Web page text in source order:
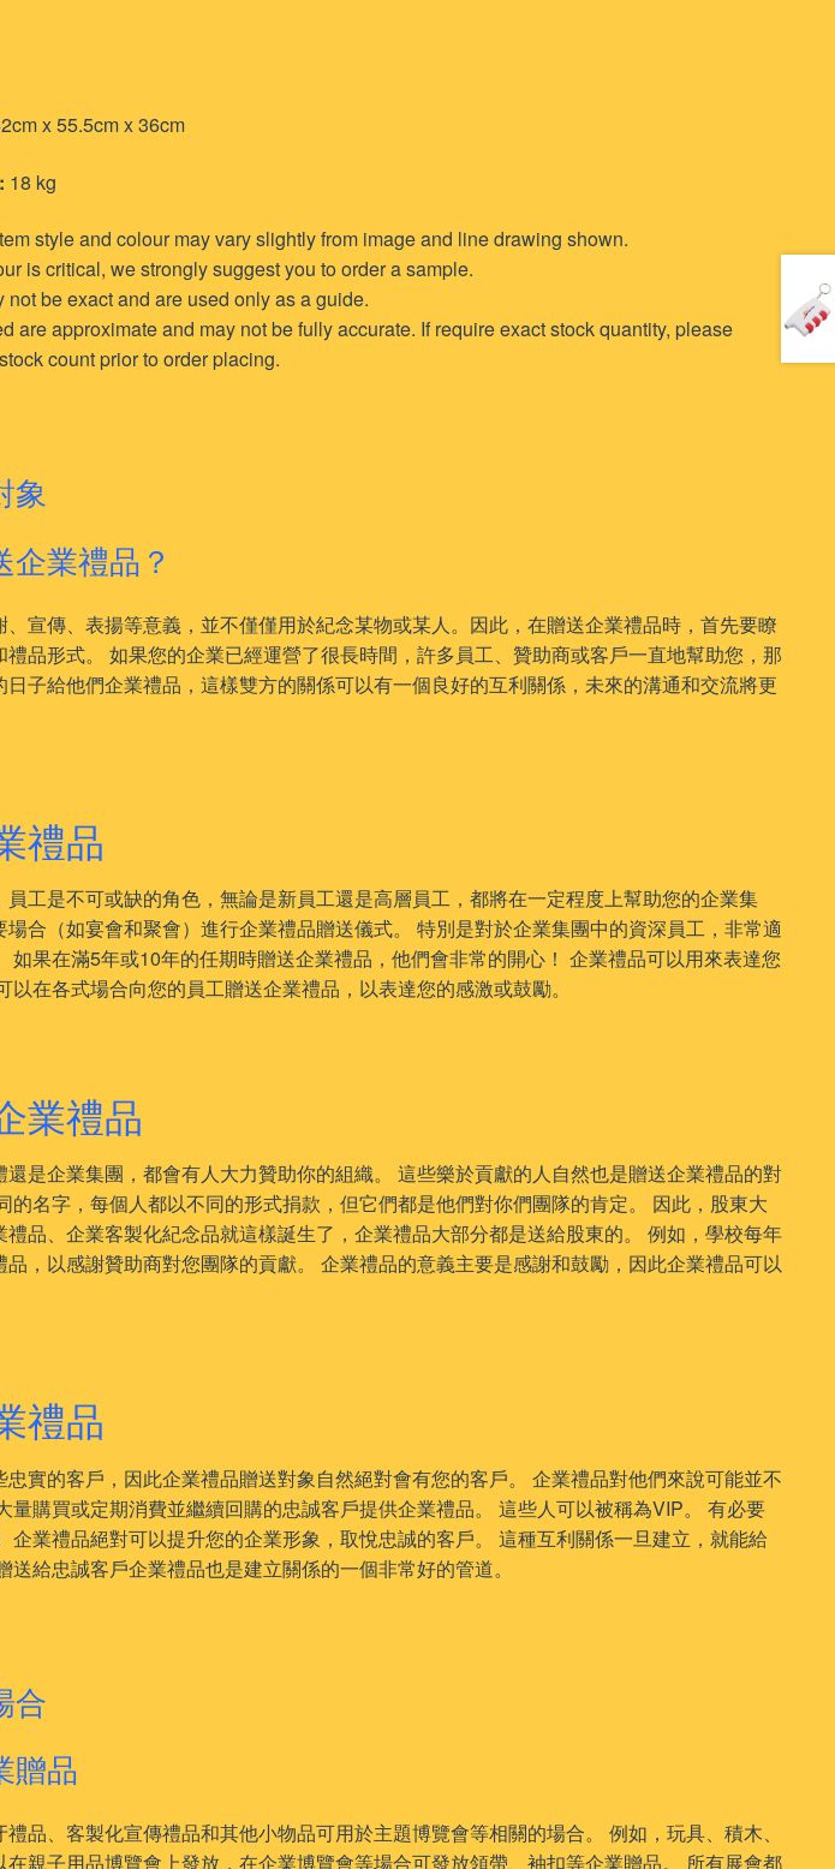
x 55.5cm x 36cm
18 kg
style and colour may vary slightly from image and line drawing shown.
is critical, we strongly suggest you to order a sample.
not be exact and are used only as a guide.
are approximate and may not be fully accurate. If require exact stock quantity, please
count prior to order placing.
象
業禮品？
宣傳、表揚等意義，並不僅僅用於紀念某物或某人。因此，在贈送企業禮品時，首先要瞭
品形式。 如果您的企業已經運營了很長時間，許多員工、贊助商或客戶一直地幫助您，那
子給他們企業禮品，這樣雙方的關係可以有一個良好的互利關係，未來的溝通和交流將更
禮品
工是不可或缺的角色，無論是新員工還是高層員工，都將在一定程度上幫助您的企業集
合（如宴會和聚會）進行企業禮品贈送儀式。 特別是對於企業集團中的資深員工，非常適
如果在滿5年或10年的任期時贈送企業禮品，他們會非常的開心！ 企業禮品可以用來表達您
以在各式場合向您的員工贈送企業禮品，以表達您的感激或鼓勵。
業禮品
是企業集團，都會有人大力贊助你的組織。 這些樂於貢獻的人自然也是贈送企業禮品的對
的名字，每個人都以不同的形式捐款，但它們都是他們對你們團隊的肯定。 因此，股東大
品、企業客製化紀念品就這樣誕生了，企業禮品大部分都是送給股東的。 例如，學校每年
，以感謝贊助商對您團隊的貢獻。 企業禮品的意義主要是感謝和鼓勵，因此企業禮品可以
禮品
實的客戶，因此企業禮品贈送對象自然絕對會有您的客戶。 企業禮品對他們來說可能並不
量購買或定期消費並繼續回購的忠誠客戶提供企業禮品。 這些人可以被稱為VIP。 有必要
企業禮品絕對可以提升您的企業形象，取悅忠誠的客戶。 這種互利關係一旦建立，就能給
送給忠誠客戶企業禮品也是建立關係的一個非常好的管道。
合
贈品
品、客製化宣傳禮品和其他小物品可用於主題博覽會等相關的場合。 例如，玩具、積木、
在親子用品博覽會上發放，在企業博覽會等場合可發放領帶、袖扣等企業贈品。 所有展會都